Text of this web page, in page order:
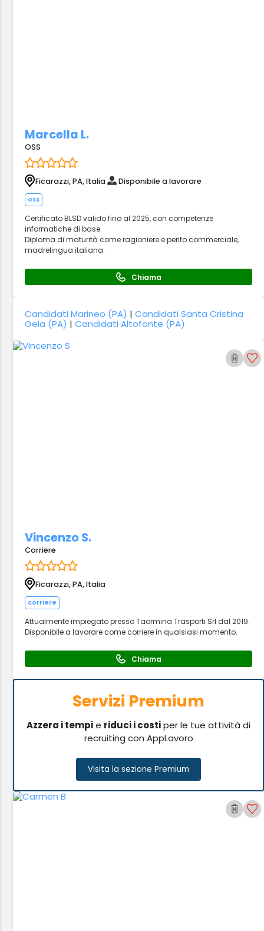
Marcella L.
OSS
Ficarazzi, PA, Italia Disponibile a lavorare
oss
Certificato BLSD valido fino al 2025, con competenze
informatiche di base.
Diploma di maturità come ragioniere e perito commerciale,
madrelingua italiana.
Chiama
Candidati Marineo (PA) |Candidati Santa Cristina
Gela (PA) |Candidati Altofonte (PA)
Vincenzo S.
Corriere
Ficarazzi, PA, Italia
corriere
Attualmente impiegato presso Taormina Trasporti Srl dal 2019.
Disponibile a lavorare come corriere in qualsiasi momento.
Chiama
Servizi Premium
Azzera i tempie riduci i costiper le tue attività di
recruiting con AppLavoro
Visita la sezione Premium